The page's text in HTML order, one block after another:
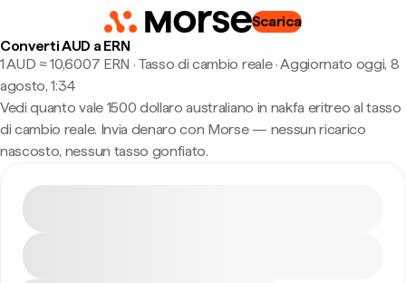
Scarica
Converti AUD a ERN
1 AUD ≈ 10,6007 ERN · Tasso di cambio reale·Aggiornato oggi, 8
agosto, 1:34
Vedi quanto vale 1500 dollaro australiano in nakfa eritreo al tasso
di cambio reale. Invia denaro con Morse — nessun ricarico
nascosto, nessun tasso gonfiato.